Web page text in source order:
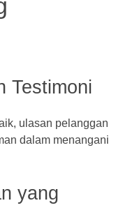
Testimoni
ulasan pelanggan
dalam menangani
yang